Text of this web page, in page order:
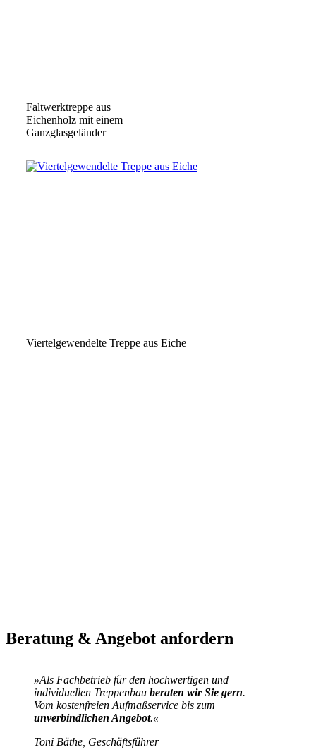
Faltwerktreppe aus
Eichenholz mit einem
Ganzglasgeländer
Viertelgewendelte Treppe aus Eiche
Beratung & Angebot anfordern
»Als Fachbetrieb für den hochwertigen und
individuellen Treppenbau beraten wir Sie gern.
Vom kostenfreien Aufmaßservice bis zum
unverbindlichen Angebot.«
Toni Bäthe, Geschäftsführer